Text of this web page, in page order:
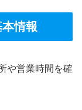
情報
や営業時間を確